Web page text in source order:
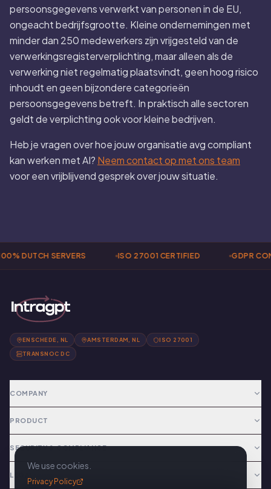
persoonsgegevens verwerkt van personen in de EU,
ongeacht bedrijfsgrootte. Kleine ondernemingen met
minder dan 250 medewerkers zijn vrijgesteld van de
verwerkingsregisterverplichting, maar alleen als de
verwerking niet regelmatig plaatsvindt, geen hoog risico
inhoudt en geen bijzondere categorieën
persoonsgegevens betreft. In praktisch alle sectoren
geldt de verplichting ook voor kleine bedrijven.
Heb je vragen over hoe jouw organisatie avg compliant
kan werken met AI? Neem contact op met ons team
voor een vrijblijvend gesprek over jouw situatie.
DUTCH SERVERS ISO 27001 CERTIFIED GDPR
ENSCHEDE, NL AMSTERDAM, NL ISO 27001
TRANSNOC DC
COMPANY
PRODUCT
SECURITY & COMPLIANCE
LEGAL
We use cookies.
Privacy Policy